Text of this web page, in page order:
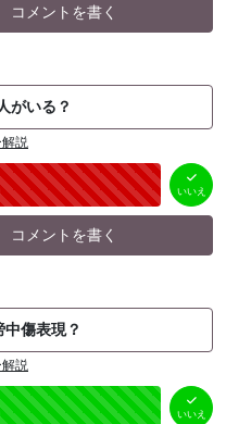
コメントを書く
がいる？
解説
未投票
いいえ
（ 0件）
いいえ
コメントを書く
傷表現？
解説
いいえ